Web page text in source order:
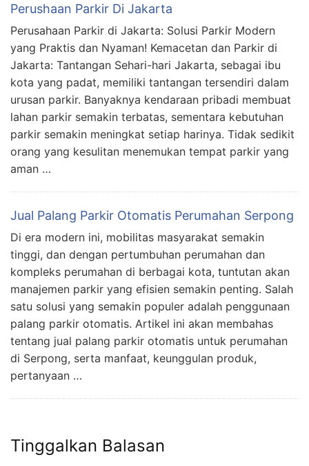
Perushaan Parkir Di Jakarta
Perusahaan Parkir di Jakarta: Solusi Parkir Modern
yang Praktis dan Nyaman! Kemacetan dan Parkir di
Jakarta: Tantangan Sehari-hari Jakarta, sebagai ibu
kota yang padat, memiliki tantangan tersendiri dalam
urusan parkir. Banyaknya kendaraan pribadi membuat
lahan parkir semakin terbatas, sementara kebutuhan
parkir semakin meningkat setiap harinya. Tidak sedikit
orang yang kesulitan menemukan tempat parkir yang
aman …
Jual Palang Parkir Otomatis Perumahan Serpong
Di era modern ini, mobilitas masyarakat semakin
tinggi, dan dengan pertumbuhan perumahan dan
kompleks perumahan di berbagai kota, tuntutan akan
manajemen parkir yang efisien semakin penting. Salah
satu solusi yang semakin populer adalah penggunaan
palang parkir otomatis. Artikel ini akan membahas
tentang jual palang parkir otomatis untuk perumahan
di Serpong, serta manfaat, keunggulan produk,
pertanyaan …
Tinggalkan Balasan